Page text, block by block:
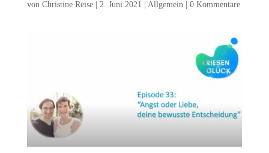
von Christine Reise| 2. Juni 2021 Allgemein| 0 Kommentare